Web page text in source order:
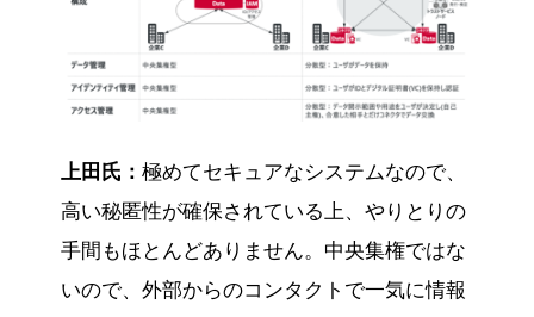
上田氏： 極めてセキュアなシステムなので、
高い秘匿性が確保されている上、やりとりの
手間もほとんどありません。中央集権ではな
いので、外部からのコンタクトで一気に情報